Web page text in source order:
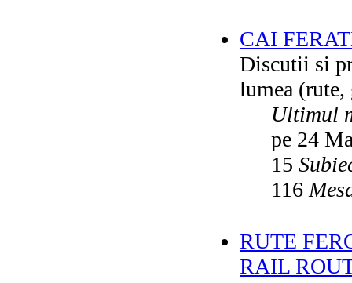
CAI
Discutii si
lumea (rute,
Ultimul
pe 24
15
116
RUTE
RAIL